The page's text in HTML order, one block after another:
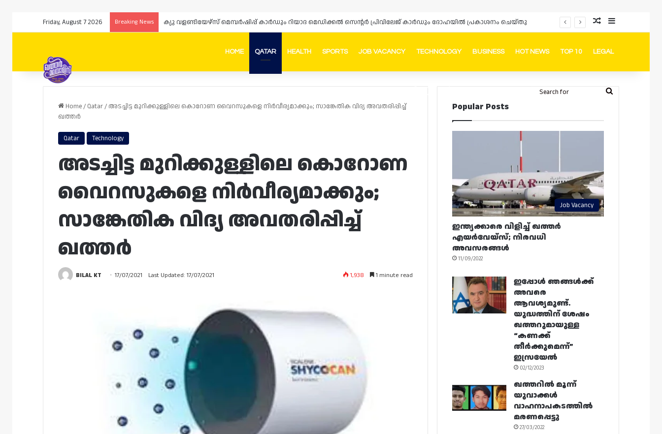
Friday, August 7 2026 Breaking News Random Article
Sidebar
HOME QATAR HEALTH SPORTS JOB VACANCY TECHNOLOGY BUSINESS HOT NEWS TOP 10 LEGAL
FacebookInstagram
Telegram
Whatsapp Random Article
Switch skin
Search
Home/ Qatar/ അടച്ചിട്ട മുറിക്കുള്ളിലെ കൊറോണ വൈറസുകളെ നിർവീര്യമാക്കും; സാങ്കേതിക വിദ്യ അവതരിപ്പിച്ച്
ഖത്തർ
Qatar Technology
അടച്ചിട്ട മുറിക്കുള്ളിലെ കൊറോണ
വൈറസുകളെ നിർവീര്യമാക്കും;
സാങ്കേതിക വിദ്യ അവതരിപ്പിച്ച്
ഖത്തർ
BILAL KT 17/07/2021 Last Updated: 17/07/2021 1,938 1 minute read
Popular Posts
Job Vacancy
ഇന്ത്യക്കാരെ വിളിച്ച് ഖത്തർ
എയർവേയ്‌സ്; നിരവധി
അവസരങ്ങൾ
11/09/2022
ഇപ്പോൾ ഞങ്ങൾക്ക്
അവരെ
ആവശ്യമുണ്ട്.
യുദ്ധത്തിന് ശേഷം
ഖത്തറുമായുള്ള
“കണക്ക്
തീർക്കുമെന്ന്”
ഇസ്രയേൽ
02/12/2023
ഖത്തറിൽ മൂന്ന്
യുവാക്കൾ
വാഹനാപകടത്തിൽ
മരണപ്പെട്ടു
27/03/2022